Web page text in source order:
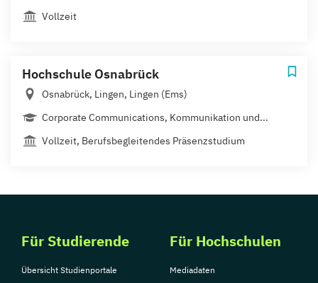
Vollzeit
Hochschule Osnabrück
Osnabrück, Lingen, Lingen (Ems)
Corporate Communications, Kommunikation und...
Vollzeit, Berufsbegleitendes Präsenzstudium
Für Studierende
Übersicht Studienportale
Für Hochschulen
Mediadaten